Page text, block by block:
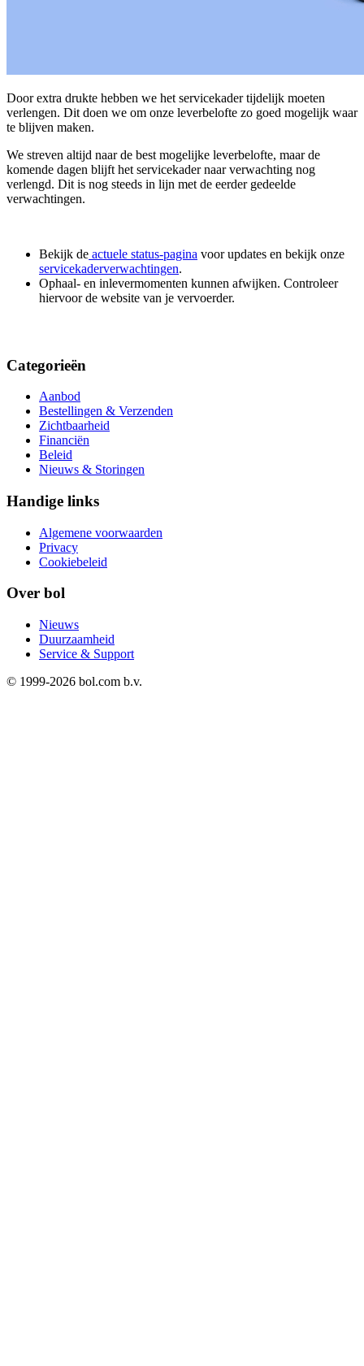
Door extra drukte hebben we het servicekader tijdelijk moeten
verlengen. Dit doen we om onze leverbelofte zo goed mogelijk waar
te blijven maken.
We streven altijd naar de best mogelijke leverbelofte, maar de
komende dagen blijft het servicekader naar verwachting nog
verlengd. Dit is nog steeds in lijn met de eerder gedeelde
verwachtingen.
Bekijk de actuele status-pagina voor updates en bekijk onze
servicekaderverwachtingen.
Ophaal- en inlevermomenten kunnen afwijken. Controleer
hiervoor de website van je vervoerder.
Categorieën
Aanbod
Bestellingen & Verzenden
Zichtbaarheid
Financiën
Beleid
Nieuws & Storingen
Handige links
Algemene voorwaarden
Privacy
Cookiebeleid
Over bol
Nieuws
Duurzaamheid
Service & Support
© 1999-2026 bol.com b.v.